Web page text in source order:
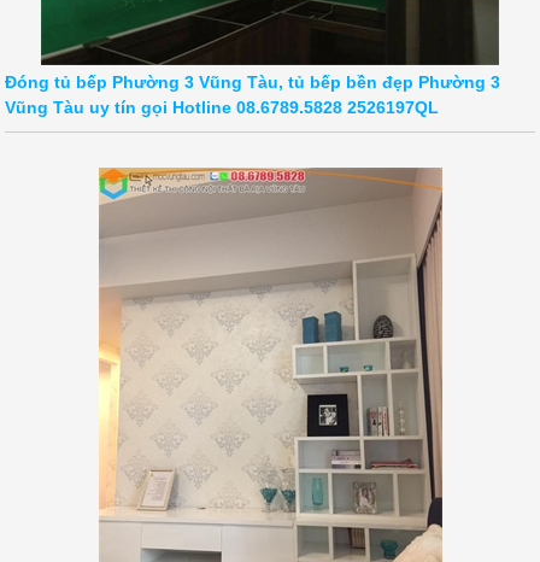
Đóng tủ bếp Phường 3 Vũng Tàu, tủ bếp bền đẹp Phường 3
Vũng Tàu uy tín gọi Hotline 08.6789.5828 2526197QL